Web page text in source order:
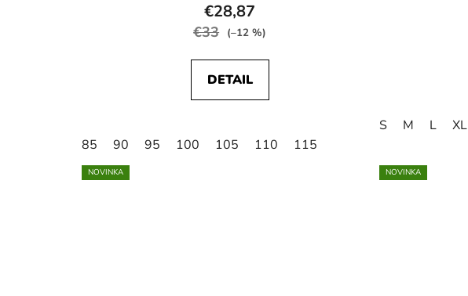
€28,87
€33 (–12 %)
DETAIL
85 90 95 100 105 110 115
S M L XL
NOVINKA NOVINKA